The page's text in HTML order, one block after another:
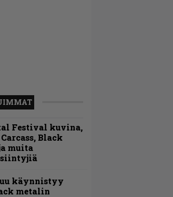
Festival kuvina,
Carcass, Black
muita
käynnistyy
metalin